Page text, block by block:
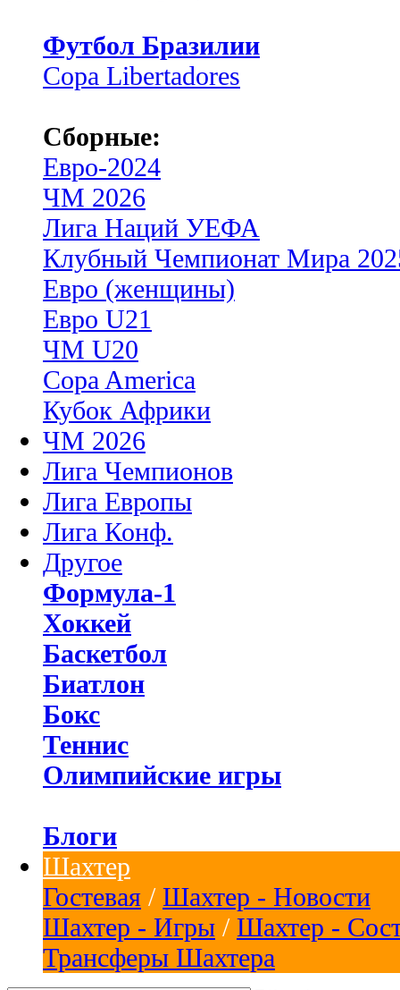
Футбол Бразилии
Copa Libertadores
Сборные:
Евро-2024
ЧМ 2026
Лига Наций УЕФА
Клубный Чемпионат Мира
Евро (женщины)
Евро U21
ЧМ U20
Copa America
Кубок Африки
ЧМ 2026
Лига Чемпионов
Лига Европы
Лига Конф.
Другое
Формула-1
Хоккей
Баскетбол
Биатлон
Бокс
Теннис
Олимпийские игры
Блоги
Шахтер
Гостевая / Шахтер - Новости
Шахтер - Игры / Шахтер -
Трансферы Шахтера